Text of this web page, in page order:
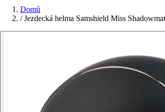
Domů
/ Jezdecká helma Samshield Miss